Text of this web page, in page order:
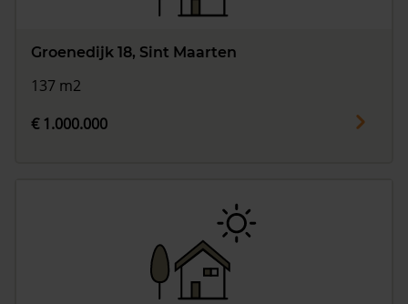
Groenedijk 18, Sint Maarten
137 m2
€ 1.000.000